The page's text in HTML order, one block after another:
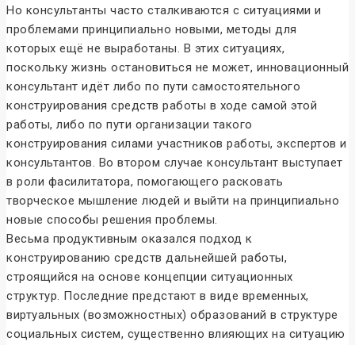
Но консультанты часто сталкиваются с ситуациями и
проблемами принципиально новыми, методы для
которых ещё не выработаны. В этих ситуациях,
поскольку жизнь остановиться не может, инновационный
консультант идёт либо по пути самостоятельного
конструирования средств работы в ходе самой этой
работы, либо по пути организации такого
конструирования силами участников работы, экспертов и
консультантов. Во втором случае консультант выступает
в роли фасилитатора, помогающего расковать
творческое мышление людей и выйти на принципиально
новые способы решения проблемы.
Весьма продуктивным оказался подход к
конструированию средств дальнейшей работы,
строящийся на основе концепции ситуационных
структур. Последние предстают в виде временных,
виртуальных (возможностных) образований в структуре
социальных систем, существенно влияющих на ситуацию